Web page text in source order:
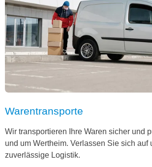
Warentransporte
Wir transportieren Ihre Waren sicher und
und um Wertheim. Verlassen Sie sich auf
zuverlässige Logistik.